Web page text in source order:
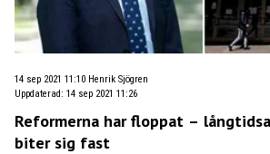
14 sep 2021 11:10 Henrik Sjögren
Uppdaterad: 14 sep 2021 11:26
Reformerna har floppat –
biter sig fast